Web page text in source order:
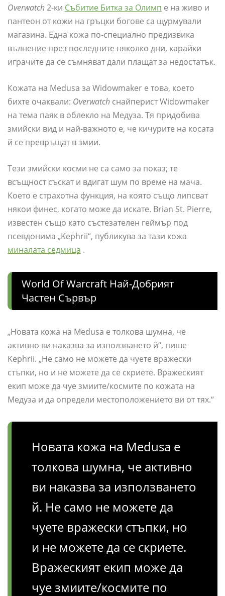
Overwatch2-ки Събитие Битка за Олимп е на живо и
пантеон от кожи на гръцки богове са щурмували
магазина. Една кожа по-специално предизвика
вълнение през последните няколко дни, карайки
играчите да се съмняват дали плащат за недостатък.
Кожата на Medusa за Widowmaker е това, което
бихте очаквали: Overwatch снайперист Widowmaker
на тема паяк в облекло на Медуза. Тя придобива
змийски вид и най-важното е, че кичурите на косата
й се превръщат в змии.
Тези змийски косми не са само за показ; те
всъщност съскат и вдигат шум по време на мача.
Което е страхотна функция, на която също липсват
някои финес, когато може да искате. Brian St. Pierre,
известен също като състезателен геймър под
псевдонима „Kephrii“, публикува за тази кожа
миналата седмица .
World Of Warcraft Най-Добрият
Частен Сървър
„Новата кожа на Medusa е толкова шумна, че
активно ви наказва за използването й“, пише
Kephrii. „Не само не можете да чуете вражески
стъпки, но и не можете да се скриете. Вражеският
екип може да чуе змиите/космите по кожата на
Медуза и да определи местоположението ви от тях.“
Новата кожа на Medusa е
толкова шумна, че активно
ви наказва за използването
й. Не само не можете да
чуете вражески стъпки, но
и не можете да се скриете.
Вражеският екип може да
чуе змиите/космите по